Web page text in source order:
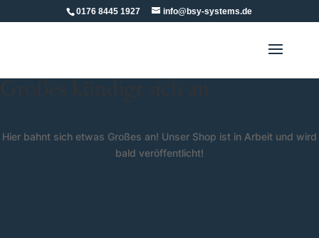
0176 8445 1927 info@bsy-systems.de
Hier bahnt sich etwas Großes an! Unser Shop ist in Arbeit und wird
bald veröffentlicht!